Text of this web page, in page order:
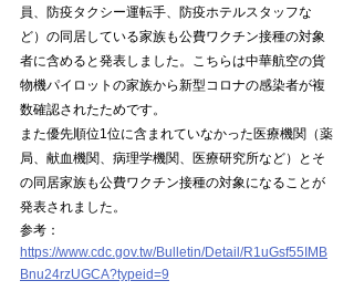
員、防疫タクシー運転手、防疫ホテルスタッフな
ど）の同居している家族も公費ワクチン接種の対象
者に含めると発表しました。こちらは中華航空の貨
物機パイロットの家族から新型コロナの感染者が複
数確認されたためです。
また優先順位1位に含まれていなかった医療機関（薬
局、献血機関、病理学機関、医療研究所など）とそ
の同居家族も公費ワクチン接種の対象になることが
発表されました。
参考：
https://www.cdc.gov.tw/Bulletin/Detail/R1uGsf55IMB
Bnu24rzUGCA?typeid=9